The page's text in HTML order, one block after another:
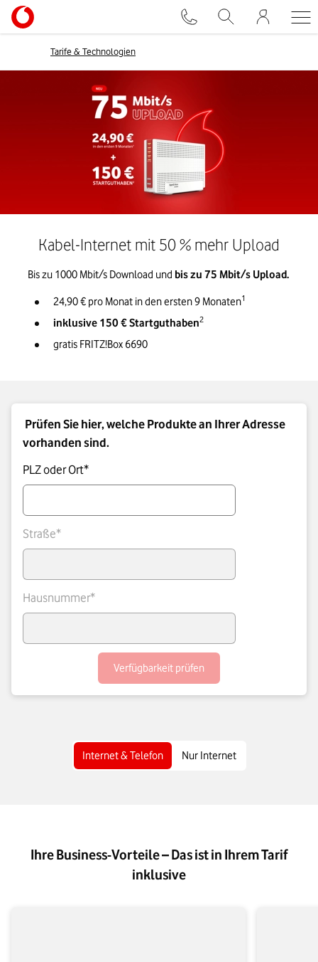
Tarife & Technologien
Kabel-Internet mit 50 % mehr Upload
Bis zu 1000 Mbit/s Download und bis zu 75 Mbit/s Upload.
24,90 € pro Monat in den ersten 9 Monaten1
inklusive 150 € Startguthaben2
gratis FRITZ!Box 6690
Prüfen Sie hier, welche Produkte an Ihrer Adresse
vorhanden sind.
PLZ oder Ort*
Straße*
Hausnummer*
Verfügbarkeit prüfen
Internet & Telefon Nur Internet
Ihre Business-Vorteile – Das ist in Ihrem Tarif
inklusive